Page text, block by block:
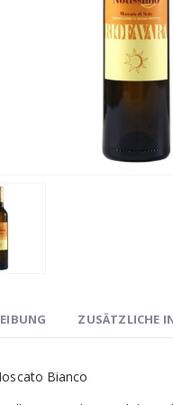
ZUSÄTZLICHE
Bianco